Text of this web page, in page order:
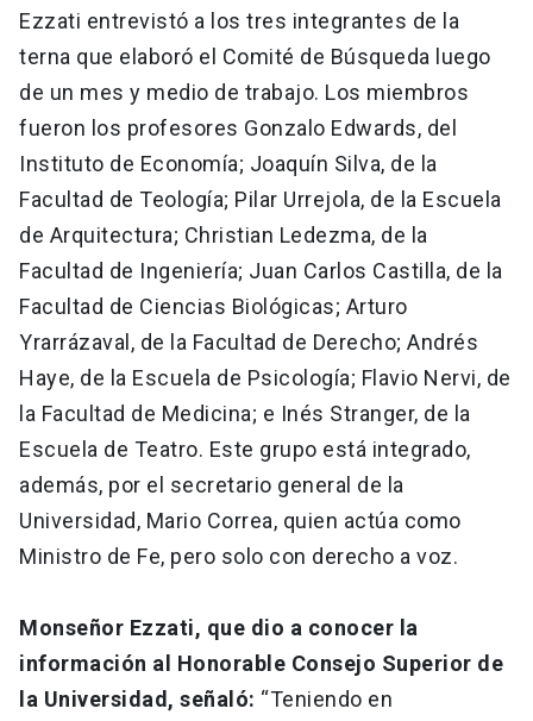
Ezzati entrevistó a los tres integrantes de la
terna que elaboró el Comité de Búsqueda luego
de un mes y medio de trabajo. Los miembros
fueron los profesores Gonzalo Edwards, del
Instituto de Economía; Joaquín Silva, de la
Facultad de Teología; Pilar Urrejola, de la Escuela
de Arquitectura; Christian Ledezma, de la
Facultad de Ingeniería; Juan Carlos Castilla, de la
Facultad de Ciencias Biológicas; Arturo
Yrarrázaval, de la Facultad de Derecho; Andrés
Haye, de la Escuela de Psicología; Flavio Nervi, de
la Facultad de Medicina; e Inés Stranger, de la
Escuela de Teatro. Este grupo está integrado,
además, por el secretario general de la
Universidad, Mario Correa, quien actúa como
Ministro de Fe, pero solo con derecho a voz.
Monseñor Ezzati, que dio a conocer la
información al Honorable Consejo Superior de
la Universidad, señaló: “Teniendo en